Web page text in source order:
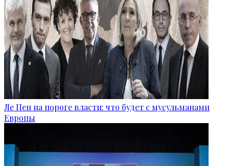
Ле Пен на пороге власти: что будет с мусульманами
Европы